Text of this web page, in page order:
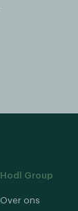
Hodl Group
Over ons